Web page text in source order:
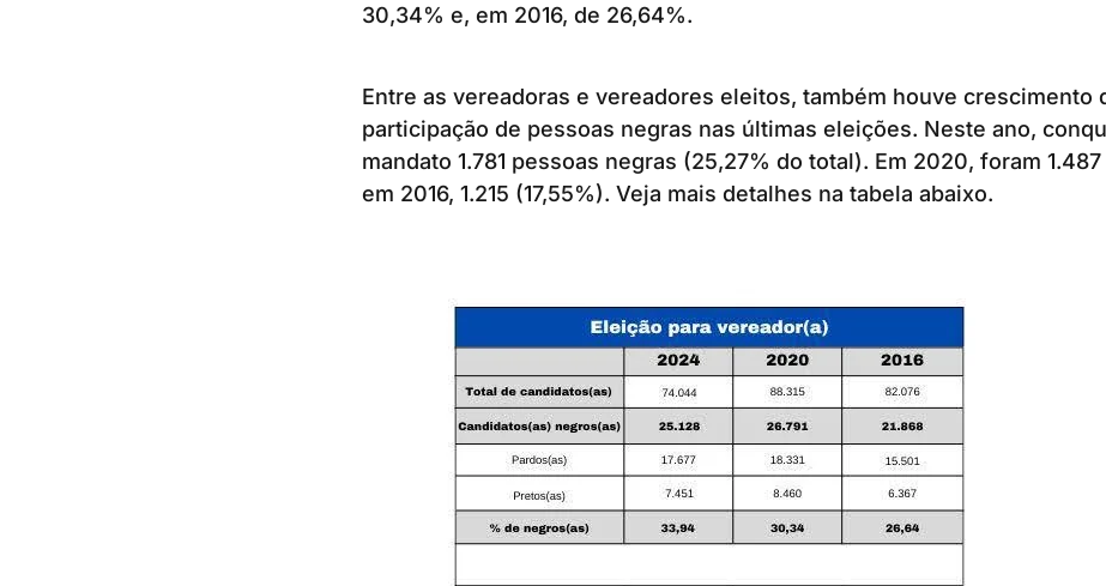
30,34% e, em 2016, de 26,64%.
Entre as vereadoras e vereadores eleitos, também houve crescimento
participação de pessoas negras nas últimas eleições. Neste ano,
mandato 1.781 pessoas negras (25,27% do total). Em 2020, foram
em 2016, 1.215 (17,55%). Veja mais detalhes na tabela abaixo.